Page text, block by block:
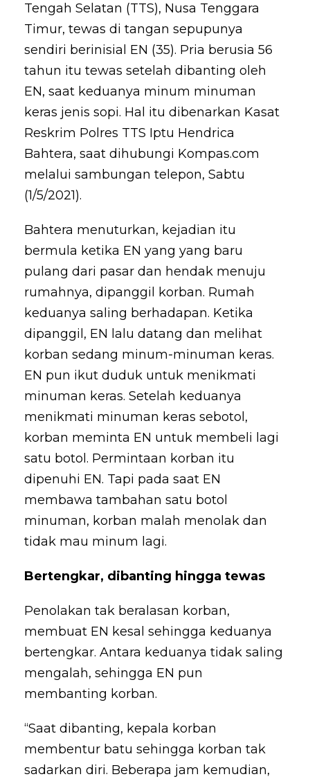
Tengah Selatan (TTS), Nusa Tenggara
Timur, tewas di tangan sepupunya
sendiri berinisial EN (35). Pria berusia 56
tahun itu tewas setelah dibanting oleh
EN, saat keduanya minum minuman
keras jenis sopi. Hal itu dibenarkan Kasat
Reskrim Polres TTS Iptu Hendrica
Bahtera, saat dihubungi Kompas.com
melalui sambungan telepon, Sabtu
(1/5/2021).
Bahtera menuturkan, kejadian itu
bermula ketika EN yang yang baru
pulang dari pasar dan hendak menuju
rumahnya, dipanggil korban. Rumah
keduanya saling berhadapan. Ketika
dipanggil, EN lalu datang dan melihat
korban sedang minum-minuman keras.
EN pun ikut duduk untuk menikmati
minuman keras. Setelah keduanya
menikmati minuman keras sebotol,
korban meminta EN untuk membeli lagi
satu botol. Permintaan korban itu
dipenuhi EN. Tapi pada saat EN
membawa tambahan satu botol
minuman, korban malah menolak dan
tidak mau minum lagi.
Bertengkar, dibanting hingga tewas
Penolakan tak beralasan korban,
membuat EN kesal sehingga keduanya
bertengkar. Antara keduanya tidak saling
mengalah, sehingga EN pun
membanting korban.
“Saat dibanting, kepala korban
membentur batu sehingga korban tak
sadarkan diri. Beberapa jam kemudian,